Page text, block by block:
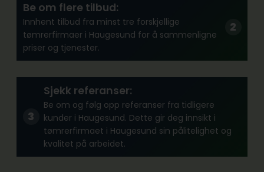
Be om flere tilbud:
Innhent tilbud fra minst tre forskjellige
tømrerfirmaer i Haugesund for å sammenligne
priser og tjenester.
Sjekk referanser:
Be om og følg opp referanser fra tidligere
kunder i Haugesund. Dette gir deg innsikt i
tømrerfirmaet i Haugesund sin pålitelighet og
kvalitet på arbeidet.